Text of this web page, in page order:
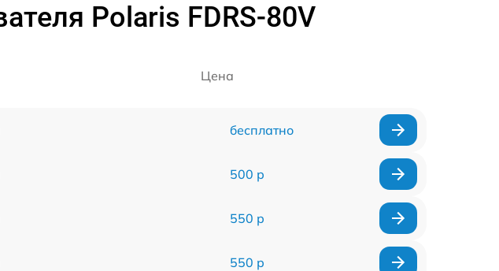
Polaris FDRS-80V
Цена
бесплатно
500 р
550 р
550 р